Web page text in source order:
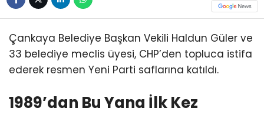
Çankaya Belediye Başkan Vekili Haldun Güler ve
33 belediye meclis üyesi, CHP’den topluca istifa
ederek resmen Yeni Parti saflarına katıldı.
1989’dan Bu Yana İlk Kez